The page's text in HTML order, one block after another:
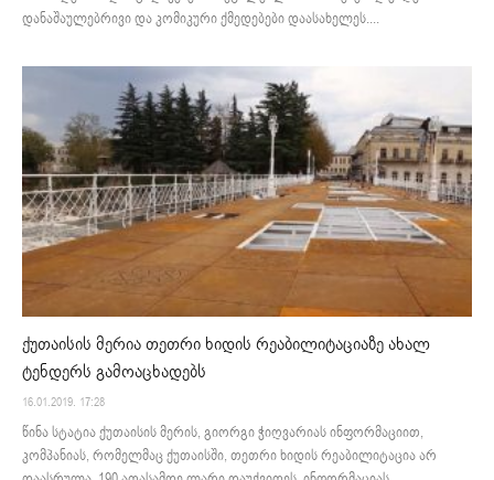
დანაშაულებრივი და კომიკური ქმედებები დაასახელეს....
ქუთაისის მერია თეთრი ხიდის რეაბილიტაციაზე ახალ
ტენდერს გამოაცხადებს
16.01.2019. 17:28
წინა სტატია ქუთაისის მერის, გიორგი ჭიღვარიას ინფორმაციით,
კომპანიას, რომელმაც ქუთაისში, თეთრი ხიდის რეაბილიტაცია არ